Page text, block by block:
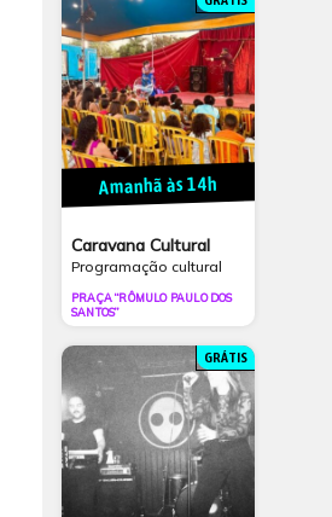
Amanhã às 14h
Caravana Cultural
Programação cultural
PRAÇA “RÔMULO PAULO DOS
SANTOS”
GRÁTIS